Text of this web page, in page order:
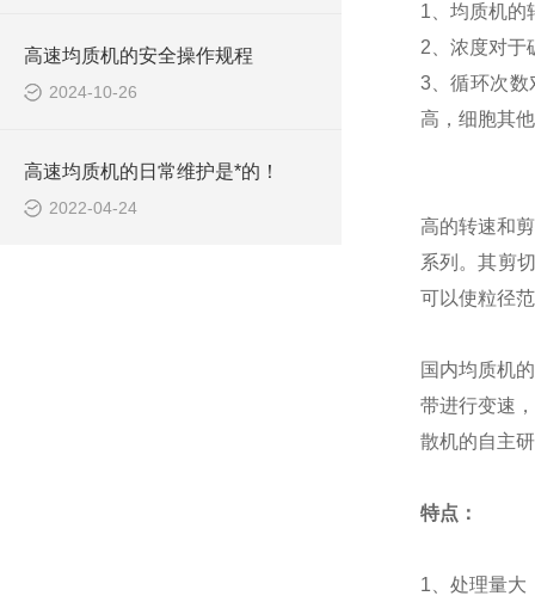
高速均质机的安全操作规程
2024-10-26
高速均质机的日常维护是*的！
2022-04-24
1、均质机的
2、浓度对于
3、循环次数
高，细胞其
高的转速和
系列。其剪
可以使粒径
国内均质机
带进行变速
散机的自主
特点：
1、处理量大